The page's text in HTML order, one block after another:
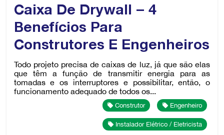
Construtor Engenheiro
Instalador Elétrico / Eletricista
Caixa De Drywall — 4
Benefícios Para
Construtores E Engenheiros
Todo projeto precisa de caixas de luz, já que são elas
que têm a função de transmitir energia para as
tomadas e os interruptores e possibilitar, então, o
funcionamento adequado de todos os...